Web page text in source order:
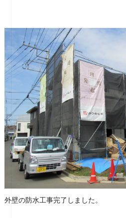
外壁の防水工事完了しました。